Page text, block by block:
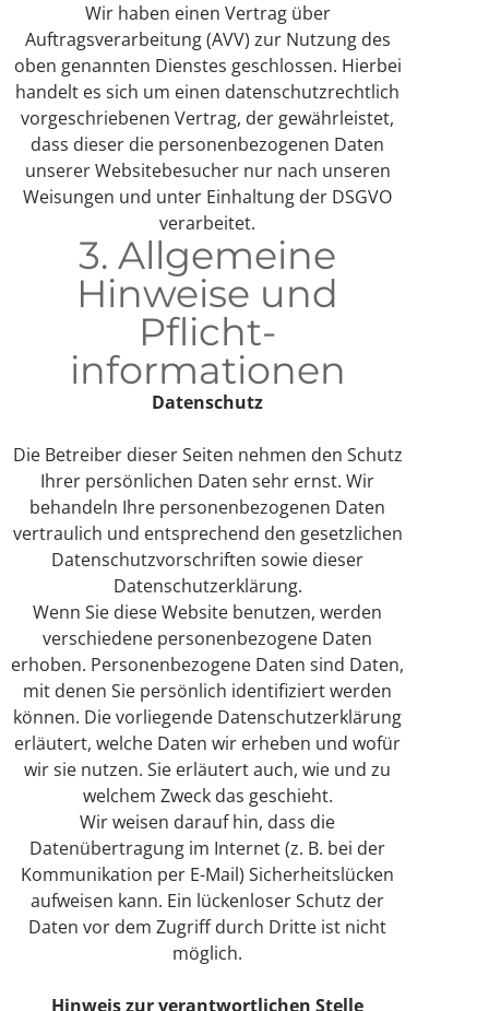
Wir haben einen Vertrag über
Auftragsverarbeitung (AVV) zur Nutzung des
oben genannten Dienstes geschlossen. Hierbei
handelt es sich um einen datenschutzrechtlich
vorgeschriebenen Vertrag, der gewährleistet,
dass dieser die personenbezogenen Daten
unserer Websitebesucher nur nach unseren
Weisungen und unter Einhaltung der DSGVO
verarbeitet.
3. Allgemeine
Hinweise und
Pflicht­
informationen
Datenschutz
Die Betreiber dieser Seiten nehmen den Schutz
Ihrer persönlichen Daten sehr ernst. Wir
behandeln Ihre personenbezogenen Daten
vertraulich und entsprechend den gesetzlichen
Datenschutzvorschriften sowie dieser
Datenschutzerklärung.
Wenn Sie diese Website benutzen, werden
verschiedene personenbezogene Daten
erhoben. Personenbezogene Daten sind Daten,
mit denen Sie persönlich identifiziert werden
können. Die vorliegende Datenschutzerklärung
erläutert, welche Daten wir erheben und wofür
wir sie nutzen. Sie erläutert auch, wie und zu
welchem Zweck das geschieht.
Wir weisen darauf hin, dass die
Datenübertragung im Internet (z. B. bei der
Kommunikation per E-Mail) Sicherheitslücken
aufweisen kann. Ein lückenloser Schutz der
Daten vor dem Zugriff durch Dritte ist nicht
möglich.
Hinweis zur verantwortlichen Stelle